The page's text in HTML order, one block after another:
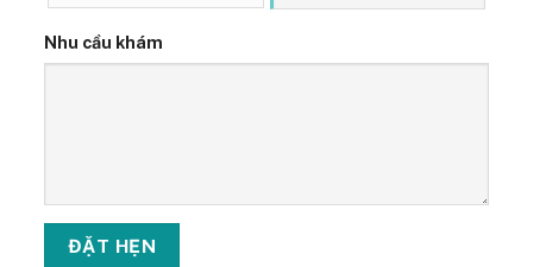
Nhu cầu khám